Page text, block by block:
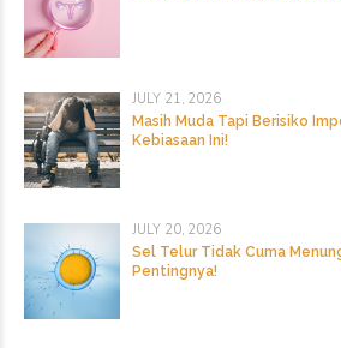
JULY 21, 2026
Masih Muda Tapi Berisiko
Kebiasaan Ini!
JULY 20, 2026
Sel Telur Tidak Cuma
Pentingnya!